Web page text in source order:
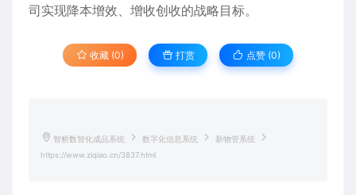
司实现降本增效、增收创收的战略目标。
收藏 (0) 打赏 点赞 (0)
智桥数智化成品系统 数字化信息系统
新物管系统
https://www.ziqiao.cn/3837.html